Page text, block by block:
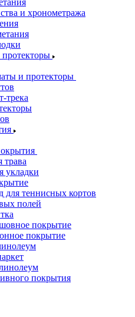
и хронометража
и протекторы
трека
трава
укладки
для теннисных кортов
полей
покрытие
покрытие
покрытия